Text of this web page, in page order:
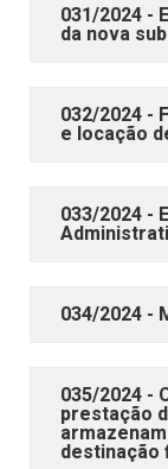
031/2024 -
da nova
032/2024 -
e locação
033/2024 -
034/2024 -
035/2024 -
prestação
destinação